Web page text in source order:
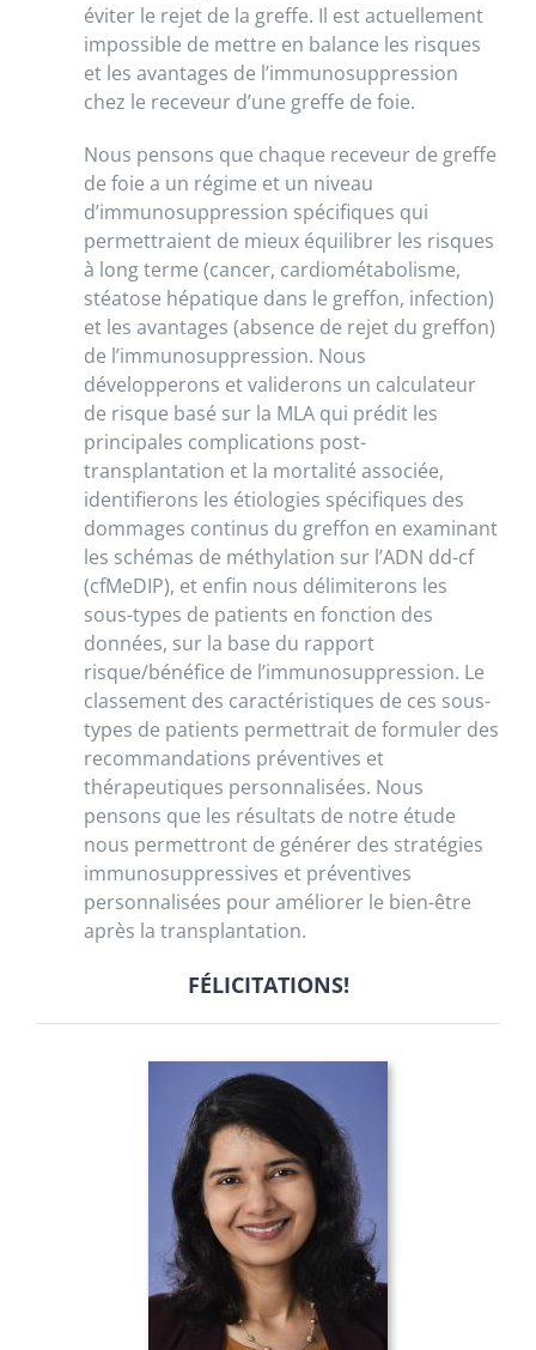
éviter le rejet de la greffe. Il est actuellement
impossible de mettre en balance les risques
et les avantages de l’immunosuppression
chez le receveur d’une greffe de foie.
Nous pensons que chaque receveur de greffe
de foie a un régime et un niveau
d’immunosuppression spécifiques qui
permettraient de mieux équilibrer les risques
à long terme (cancer, cardiométabolisme,
stéatose hépatique dans le greffon, infection)
et les avantages (absence de rejet du greffon)
de l’immunosuppression. Nous
développerons et validerons un calculateur
de risque basé sur la MLA qui prédit les
principales complications post-
transplantation et la mortalité associée,
identifierons les étiologies spécifiques des
dommages continus du greffon en examinant
les schémas de méthylation sur l’ADN dd-cf
(cfMeDIP), et enfin nous délimiterons les
sous-types de patients en fonction des
données, sur la base du rapport
risque/bénéfice de l’immunosuppression. Le
classement des caractéristiques de ces sous-
types de patients permettrait de formuler des
recommandations préventives et
thérapeutiques personnalisées. Nous
pensons que les résultats de notre étude
nous permettront de générer des stratégies
immunosuppressives et préventives
personnalisées pour améliorer le bien-être
après la transplantation.
FÉLICITATIONS!